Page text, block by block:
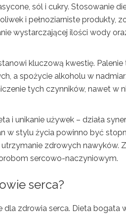
sól i cukry. Stosowanie
i pełnoziarniste produkty,
wystarczającej ilości wody
kluczową kwestię.
a spożycie alkoholu w
tych czynników, nawet w
i unikanie używek – działa
w stylu życia powinno być
zdrowych nawyków.
sercowo-naczyniowym.
serca?
zdrowia serca. Dieta bogata